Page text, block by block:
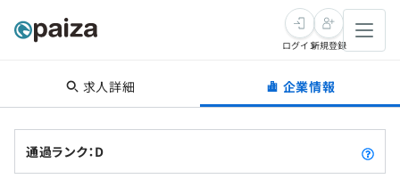
転職・キャリア
新卒就活
ログイン新規登録
求人詳細 企業情報
通過ランク：D